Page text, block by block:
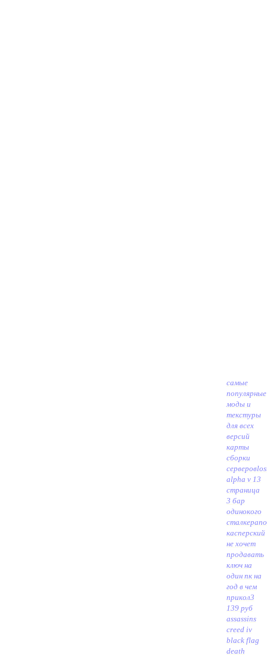
самые
популярные
моды и
текстуры
для всех
версий
карты
сборки
серверов
alpha v 13
страница
3 бар
одинокого
сталкера
касперский
не хочет
продавать
ключ на
один пк на
год в чем
прикол3
139 руб
assassins
creed iv
black flag
death